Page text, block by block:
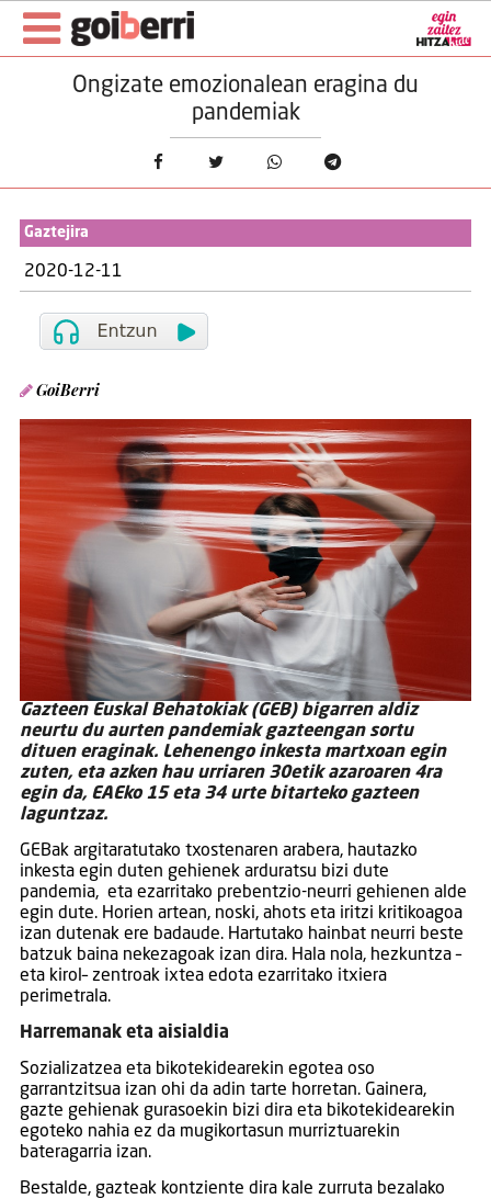
Ongizate emozionalean eragina du
pandemiak
Gaztejira
2020-12-11
GoiBerri
Gazteen Euskal Behatokiak (GEB) bigarren aldiz
neurtu du aurten pandemiak gazteengan sortu
dituen eraginak. Lehenengo inkesta martxoan egin
zuten, eta azken hau urriaren 30etik azaroaren 4ra
egin da, EAEko 15 eta 34 urte bitarteko gazteen
laguntzaz.
GEBak argitaratutako txostenaren arabera, hautazko
inkesta egin duten gehienek arduratsu bizi dute
pandemia, eta ezarritako prebentzio-neurri gehienen alde
egin dute. Horien artean, noski, ahots eta iritzi kritikoagoa
izan dutenak ere badaude. Hartutako hainbat neurri beste
batzuk baina nekezagoak izan dira. Hala nola, hezkuntza –
eta kirol– zentroak ixtea edota ezarritako itxiera
perimetrala.
Harremanak eta aisialdia
Sozializatzea eta bikotekidearekin egotea oso
garrantzitsua izan ohi da adin tarte horretan. Gainera,
gazte gehienak gurasoekin bizi dira eta bikotekidearekin
egoteko nahia ez da mugikortasun murriztuarekin
bateragarria izan.
Bestalde, gazteak kontziente dira kale zurruta bezalako